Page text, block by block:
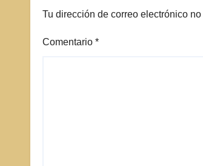
Tu dirección de correo electrónico
Comentario *